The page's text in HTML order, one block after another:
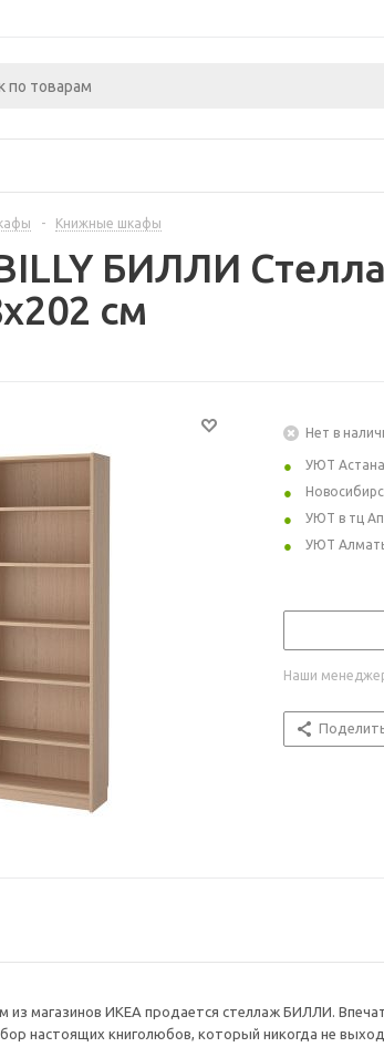
- Книжные шкафы
BILLY БИЛЛИ
см
Нет в
УЮТ Астана
УЮТ в тц
УЮТ
Наши
магазинов ИКЕА продается стеллаж БИЛЛИ.
настоящих книголюбов, который никогда не